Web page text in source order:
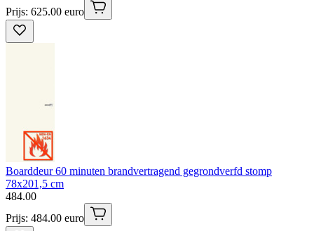
Prijs: 625.00 euro
Boarddeur 60 minuten brandvertragend gegrondverfd stomp
78x201,5 cm
484.00
Prijs: 484.00 euro